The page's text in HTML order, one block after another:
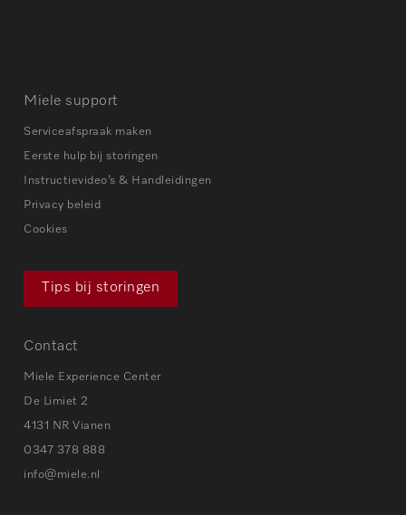
Miele support
Serviceafspraak maken
Eerste hulp bij storingen
Instructievideo’s & Handleidingen
Privacy beleid
Cookies
Tips bij storingen
Contact
Miele Experience Center
De Limiet 2
4131 NR Vianen
0347 378 888
info@miele.nl